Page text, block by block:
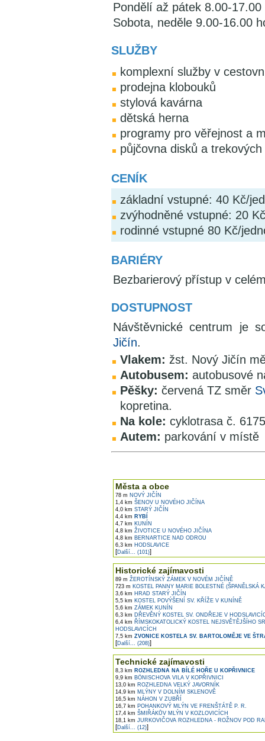
Pondělí až pátek 8.00-17.00
Sobota, neděle 9.00-16.00
SLUŽBY
komplexní služby v
prodejna klobouků
stylová kavárna
dětská herna
programy pro věřejnost a
půjčovna disků a
CENÍK
základní vstupné: 40 Kč/
zvýhodněné vstupné: 20
rodinné vstupné 80 Kč/
BARIÉRY
Bezbarierový přístup v
DOSTUPNOST
Návštěvnické centrum je
Jičín.
Vlakem: žst. Nový Jičín
Autobusem: autobusové
Pěšky: červená TZ směr
kopretina.
Na kole: cyklotrasa č.
Autem: parkování v místě
Města a obce
78 m NOVÝ JIČÍN
1,4 km ŠENOV U NOVÉHO JIČÍNA
4,0 km STARÝ JIČÍN
4,4 km RYBÍ
4,7 km KUNÍN
4,8 km ŽIVOTICE U NOVÉHO JIČÍNA
4,8 km BERNARTICE NAD ODROU
6,3 km HODSLAVICE
[Další... (101)]
Historické zajímavosti
89 m ŽEROTÍNSKÝ ZÁMEK V NOVÉM JIČÍNĚ
723 m KOSTEL PANNY MARIE BOLESTNÉ (ŠPANĚLSKÁ
3,6 km HRAD STARÝ JIČÍN
5,5 km KOSTEL POVÝŠENÍ SV. KŘÍŽE V KUNÍNĚ
5,6 km ZÁMEK KUNÍN
6,3 km DŘEVĚNÝ KOSTEL SV. ONDŘEJE V
6,4 km ŘÍMSKOKATOLICKÝ KOSTEL NEJSVĚTĚJŠÍHO
HODSLAVICÍCH
7,5 km ZVONICE KOSTELA SV. BARTOLOMĚJE VE
[Další... (208)]
Technické zajímavosti
8,3 km ROZHLEDNA NA BÍLÉ HOŘE U KOPŘIVNICE
9,9 km BÖNISCHOVA VILA V KOPŘIVNICI
13,0 km ROZHLEDNA VELKÝ JAVORNÍK
14,9 km MLÝNY V DOLNÍM SKLENOVĚ
16,5 km NÁHON V ZUBŘÍ
16,7 km POHANKOVÝ MLÝN VE FRENŠTÁTĚ P. R.
17,4 km ŠMIŘÁKŮV MLÝN V KOZLOVICÍCH
18,1 km JURKOVIČOVA ROZHLEDNA - ROŽNOV POD
[Další... (12)]